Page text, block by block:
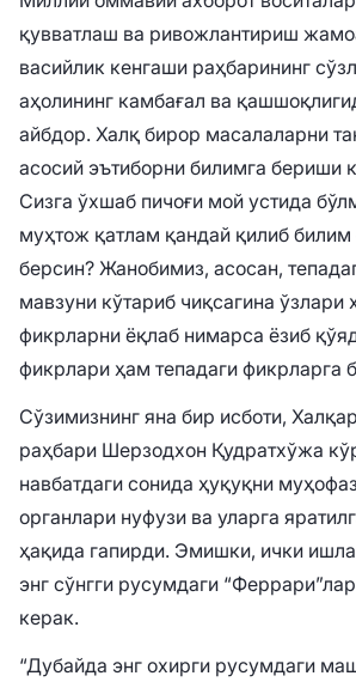
қувватлаш ва ривожлантириш
васийлик кенгаши раҳбарининг
аҳолининг камбағал ва
айбдор. Халқ бирор масалаларни
асосий эътиборни билимга бериши
Сизга ўхшаб пичоғи мой устида
муҳтож қатлам қандай қилиб билим
берсин? Жанобимиз, асосан,
мавзуни кўтариб чиқсагина ўзлари
фикрларни ёқлаб нимарса ёзиб
фикрлари ҳам тепадаги фикрларга
Сўзимизнинг яна бир исботи,
раҳбари Шерзодхон Қудратхўжа
навбатдаги сонида ҳуқуқни
органлари нуфузи ва уларга
ҳақида гапирди. Эмишки, ички
энг сўнгги русумдаги
керак.
“Дубайда энг охирги русумдаги